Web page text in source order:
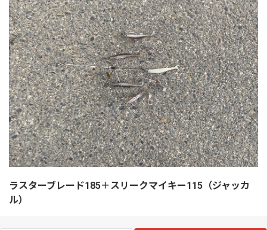
ラスターブレード185＋スリークマイキー115（ジャッカ
ル）